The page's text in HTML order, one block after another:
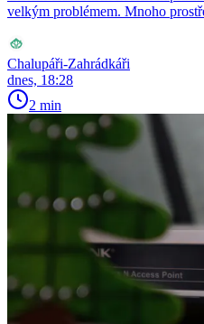
velkým problémem. Mnoho
Chalupáři-Zahrádkáři
dnes, 18:28
2 min